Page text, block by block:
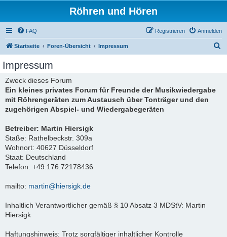
Röhren und Hören
FAQ Anmelden
Registrieren
Startseite Foren-Übersicht Impressum
Impressum
Zweck dieses Forum
Ein kleines privates Forum für Freunde der Musikwiedergabe
mit Röhrengeräten zum Austausch über Tonträger und den
zugehörigen Abspiel- und Wiedergabegeräten
Betreiber: Martin Hiersigk
Staße: Rathelbeckstr. 309a
Wohnort: 40627 Düsseldorf
Staat: Deutschland
Telefon: +49.176.72178436
mailto: martin@hiersigk.de
Inhaltlich Verantwortlicher gemäß § 10 Absatz 3 MDStV: Martin
Hiersigk
Haftungshinweis: Trotz sorgfältiger inhaltlicher Kontrolle